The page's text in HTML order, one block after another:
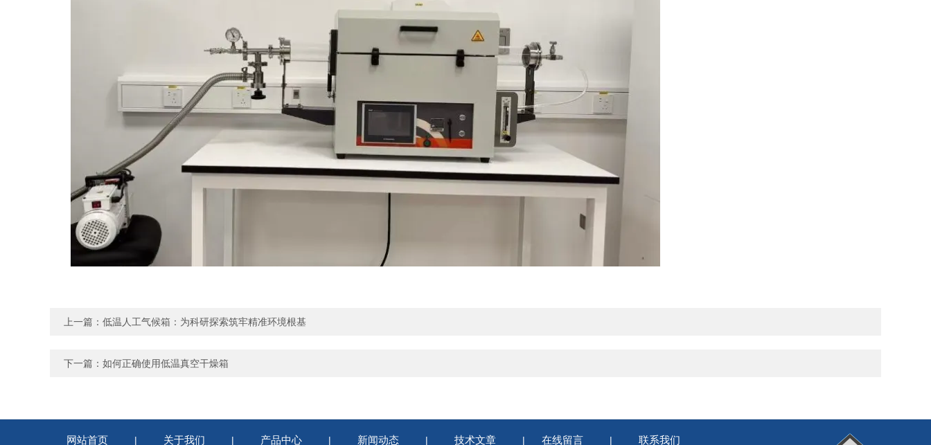
上一篇： 低温人工气候箱：为科研探索筑牢精准环境根基
下一篇： 如何正确使用低温真空干燥箱
网站首页 | 关于我们 | 产品中心 | 新闻动态 | 技术文章 | 在线留言 | 联系我们